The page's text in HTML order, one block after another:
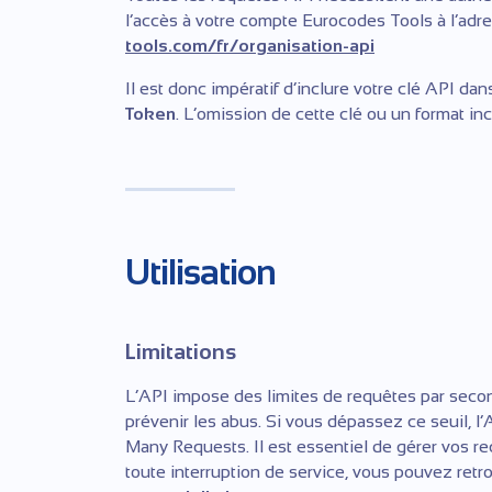
l’accès à votre compte Eurocodes Tools à
tools.com/fr/organisation-api
Il est donc impératif d’inclure votre clé API
Token. L’omission de cette clé ou un format
Utilisation
Limitations
L’API impose des limites de requêtes par
prévenir les abus. Si vous dépassez ce seuil,
Many Requests. Il est essentiel de gérer vos
toute interruption de service, vous pouvez